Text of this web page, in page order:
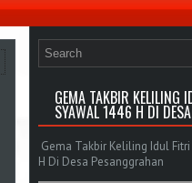
GEMA TAKBIR KELILING
SYAWAL 1446 H DI
Gema Takbir Keliling Idul
H Di Desa Pesanggrahan